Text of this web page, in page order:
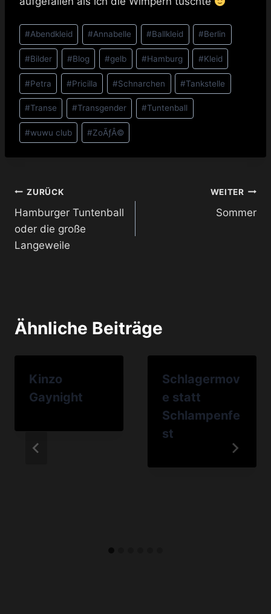
Schlagworte:
#Abendkleid #Annabelle #Ballkleid #Berlin
#Bilder #Blog #gelb #Hamburg #Kleid
#Petra #Pricilla #Schnarchen #Tankstelle
#Transe #Transgender #Tuntenball
#wuwu club #ZoÃƒÂ©
Beitragsnavigation
ZURÜCK
Hamburger Tuntenball
oder die große
Langeweile
WEITER
Sommer
Ähnliche Beiträge
Kinzo
Gaynight
Schlagermov
e statt
Schlampenfe
st